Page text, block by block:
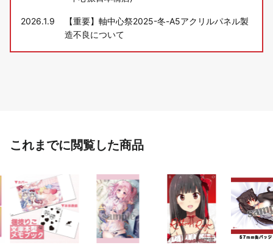
2026.1.9
【重要】軸中心祭2025-冬-A5アクリルパネル製
造不良について
これまでに閲覧した商品